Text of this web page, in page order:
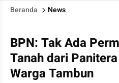
Beranda News
BPN: Tak Ada
Tanah dari
Warga Tambun